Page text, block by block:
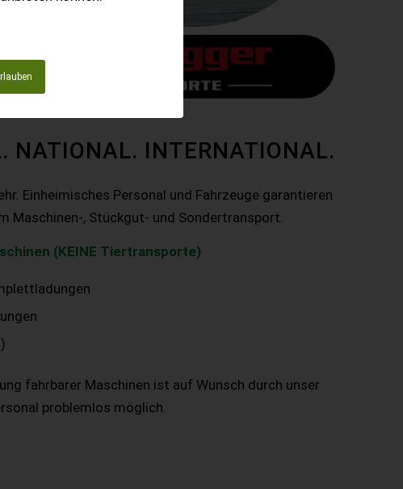
NATIONAL. INTERNATIONAL.
Einheimisches Personal und Fahrzeuge garantieren
Maschinen-, Stückgut- und Sondertransport.
(KEINE Tiertransporte)
fahrbarer Maschinen ist auf Wunsch durch unser
problemlos möglich.